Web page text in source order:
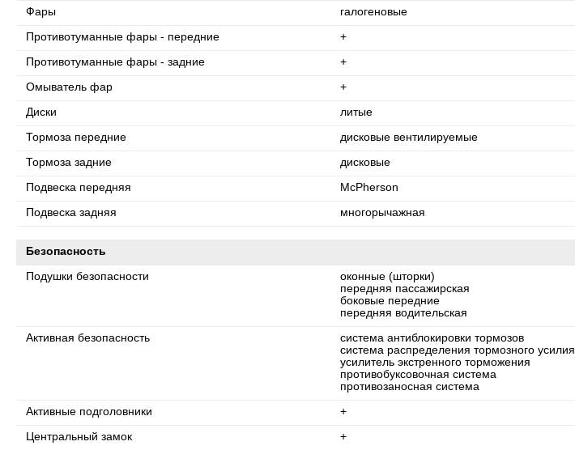
Фары галогеновые
Противотуманные фары - передние +
Противотуманные фары - задние +
Омыватель фар +
Диски литые
Тормоза передние дисковые вентилируемые
Тормоза задние дисковые
Подвеска передняя McPherson
Подвеска задняя многорычажная
Безопасность
Подушки безопасности
оконные (шторки)
передняя пассажирская
боковые передние
передняя водительская
Активная безопасность
система антиблокировки тормозов
система распределения тормозного усилия
усилитель экстренного торможения
противобуксовочная система
противозаносная система
Активные подголовники +
Центральный замок +